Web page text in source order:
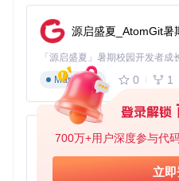
700万+用户深度参与代
立
对于网络文学作者而言，保持
键。AI_NovelGenerator通过
连贯性，让作者轻松应对日更
幻题材，都能通过工具快速生
留作者独特的叙事风格。
写作教学实践：直观展示创作技
教育工作者可以利用工具演示
实时调整参数展示文风变化，
生成的内容可作为教学案例，
造技巧，提升写作教学的互动
源启盛夏_AtomGit暑
Markdown
0 1
py-xiaozhi